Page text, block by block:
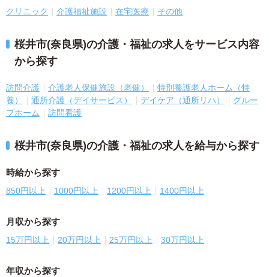
クリニック 介護福祉施設 在宅医療 その他
桜井市(奈良県)の介護・福祉の求人をサービス内容
から探す
訪問介護 介護老人保健施設（老健）
特別養護老人ホーム（特
養）
通所介護（デイサービス） デイケア（通所リハ）
グルー
プホーム
訪問看護
桜井市(奈良県)の介護・福祉の求人を給与から探す
時給から探す
850円以上 1000円以上 1200円以上 1400円以上
月収から探す
15万円以上 20万円以上 25万円以上 30万円以上
年収から探す